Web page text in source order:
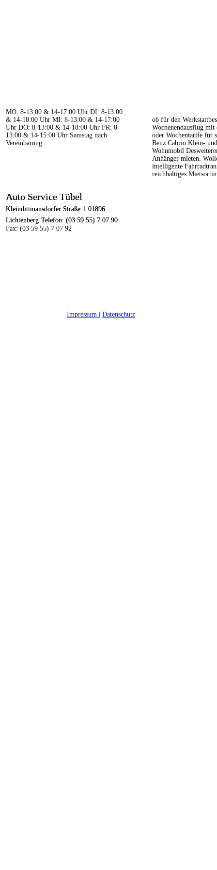
ob für den
Wochenendausflug
oder Wochentarife für
Benz Cabrio Klein-
Wohnmobil
Anhänger mieten.
intelligente
reichhaltiges
Auto Service Tübel
Kleindittmansdorfer Straße 1 01896
Lichtenberg Telefon: (03 59 55) 7 07 90
MO: 8-13:00 & 14-17:00 Uhr DI: 8-13:00
& 14-18:00 Uhr MI: 8-13:00 & 14-17:00
Uhr DO: 8-13:00 & 14-18:00 Uhr FR: 8-
13:00 & 14-15:00 Uhr Samstag nach
Vereinbarung
Auto Service Tübel
Kleindittmansdorfer Straße 1 01896
Lichtenberg Telefon: (03 59 55) 7 07 90
Fax: (03 59 55) 7 07 92
Impressum Datenschutz